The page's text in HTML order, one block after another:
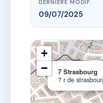
DERNIÈRE MODIF.
09/07/2025
7 Strasbourg
7 r de
+
−